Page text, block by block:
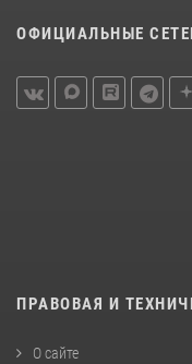
ОФИЦИАЛЬНЫЕ
ПРАВОВАЯ И
О сайте